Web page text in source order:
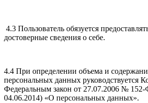
4.3 Пользователь обязуется
достоверные сведения о себе.
4.4 При определении объема и
персональных данных руководствуется
Федеральным закон от 27.07.2006 № 152-
04.06.2014) «О персональных данных».